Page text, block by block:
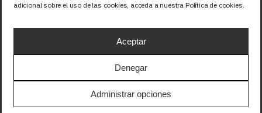
adicional sobre el uso de las cookies, acceda a nuestra Política de cookies.
Aceptar
Denegar
Administrar opciones
X (Twitter)
Instagram
Precios sin IVA (21%). Tasa RAEE incluida en
aquellos productos que corresponda.